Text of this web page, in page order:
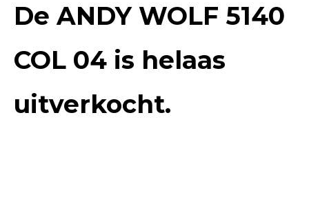
DeANDY WOLF 5140
COL 04 is helaas
uitverkocht.